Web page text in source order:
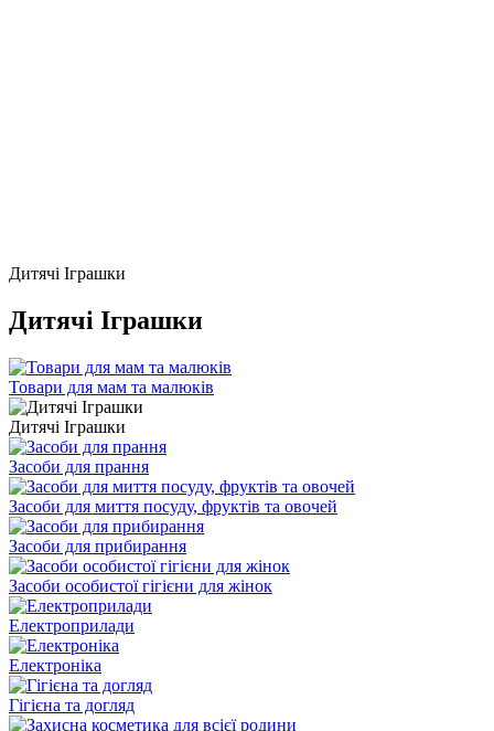
Дитячі Іграшки
Дитячі Іграшки
Товари для мам та малюків
Дитячі Іграшки
Засоби для прання
Засоби для миття посуду, фруктів та овочей
Засоби для прибирання
Засоби особистої гігієни для жінок
Електроприлади
Електроніка
Гігієна та догляд